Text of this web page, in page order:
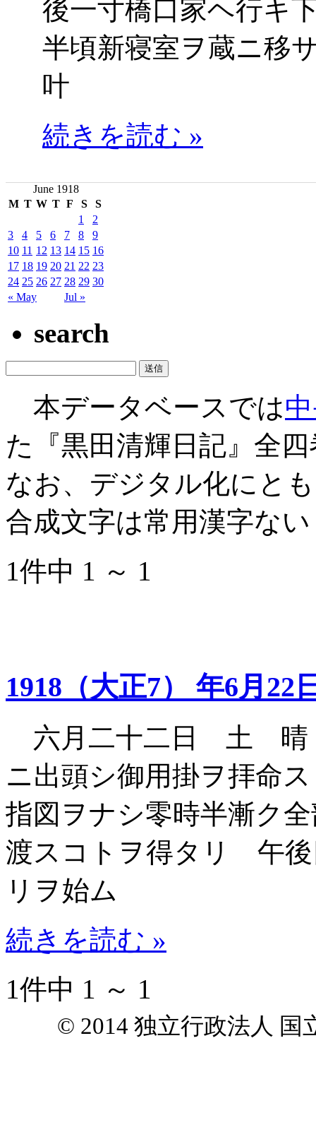
後一寸橋口家ヘ行キ
半頃新寝室ヲ蔵ニ移
叶
続きを読む »
June 1918
M T W T F S S
« May Jul »
1
2
3
4 5 6 7 8
9
10 11 12 13 14 15 16
17 18 19 20 21 22 23
24 25 26 27 28 29 30
search
本データベースでは
た『黒田清輝日記』全
なお、デジタル化にと
合成文字は常用漢字な
1件中 1 ～ 1
1918（大正7） 年6月22
六月二十二日 土 晴
ニ出頭シ御用掛ヲ拝命
指図ヲナシ零時半漸ク
渡スコトヲ得タリ 午後
リヲ始ム
続きを読む »
1件中 1 ～ 1
© 2014 独立行政法人 国